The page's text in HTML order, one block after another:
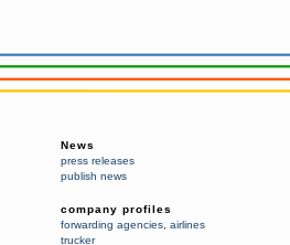
News
press releases
publish news
company profiles
forwarding agencies airlines
trucker